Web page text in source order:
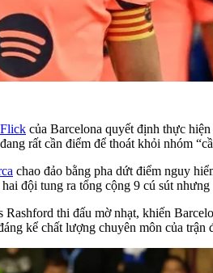
của Barcelona quyết định thực
rất cần điểm để thoát khỏi nhóm
chao đảo bằng pha dứt điểm nguy
đội tung ra tổng cộng 9 cú sút
Rashford thi đấu mờ nhạt, khiến
kể chất lượng chuyên môn của trận